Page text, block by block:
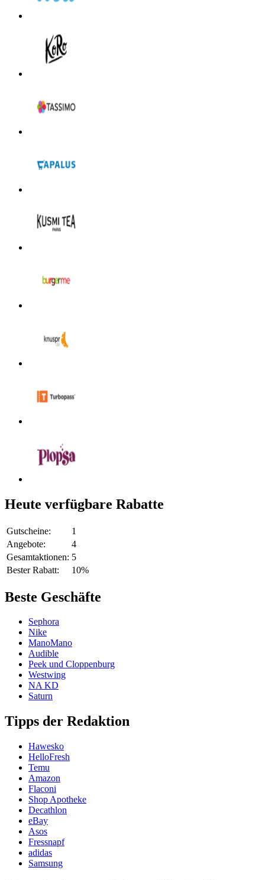
Heute verfügbare Rabatte
Gutscheine:
1
Angebote:
4
Gesamtaktionen: 5
Bester Rabatt:
10%
Beste Geschäfte
Sephora
Nike
ManoMano
Audible
Peek und Cloppenburg
Westwing
NA KD
Saturn
Tipps der Redaktion
Hawesko
HelloFresh
Temu
Amazon
Flaconi
Shop Apotheke
Decathlon
eBay
Asos
Fressnapf
adidas
Samsung